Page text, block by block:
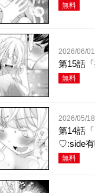
無料
2026/06/01
第15話「
無料
2026/05/18
第14話
♡:side有
無料